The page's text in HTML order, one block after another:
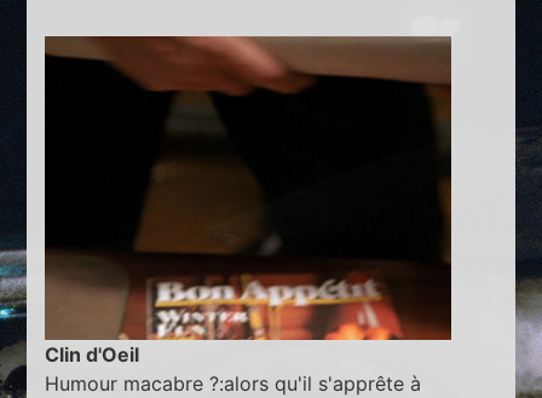
Clin d'Oeil
Humour macabre ?:alors qu'il s'apprête à